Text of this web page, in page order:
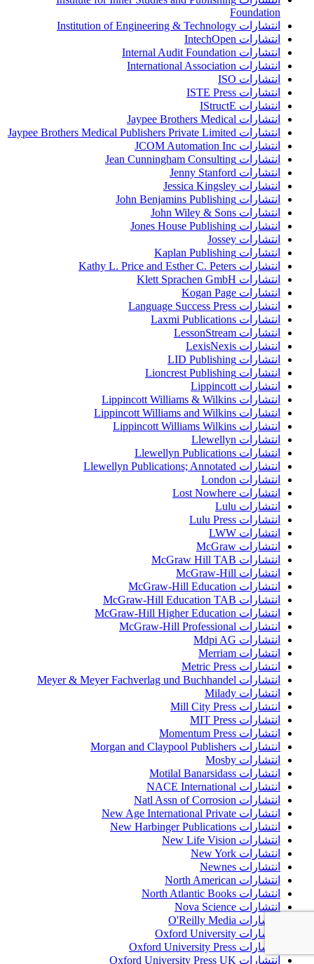
Foundation
انتشارات Institution of Engineering & Technology
انتشارات IntechOpen
انتشارات Internal Audit Foundation
انتشارات International Association
انتشارات ISO
انتشارات ISTE Press
انتشارات IStructE
انتشارات Jaypee Brothers Medical
انتشارات Jaypee Brothers Medical Publishers Private Limited
انتشارات JCOM Automation Inc
انتشارات Jean Cunningham Consulting
انتشارات Jenny Stanford
انتشارات Jessica Kingsley
انتشارات John Benjamins Publishing
انتشارات John Wiley & Sons
انتشارات Jones House Publishing
انتشارات Jossey
انتشارات Kaplan Publishing
انتشارات Kathy L. Price and Esther C. Peters
انتشارات Klett Sprachen GmbH
انتشارات Kogan Page
انتشارات Language Success Press
انتشارات Laxmi Publications
انتشارات LessonStream
انتشارات LexisNexis
انتشارات LID Publishing
انتشارات Lioncrest Publishing
انتشارات Lippincott
انتشارات Lippincott Williams & Wilkins
انتشارات Lippincott Williams and Wilkins
انتشارات Lippincott Williams Wilkins
انتشارات Llewellyn
انتشارات Llewellyn Publications
انتشارات Llewellyn Publications; Annotated
انتشارات London
انتشارات Lost Nowhere
انتشارات Lulu
انتشارات Lulu Press
انتشارات LWW
انتشارات McGraw
انتشارات McGraw Hill TAB
انتشارات McGraw-Hill
انتشارات McGraw-Hill Education
انتشارات McGraw-Hill Education TAB
انتشارات McGraw-Hill Higher Education
انتشارات McGraw-Hill Professional
انتشارات Mdpi AG
انتشارات Merriam
انتشارات Metric Press
انتشارات Meyer & Meyer Fachverlag und Buchhandel
انتشارات Milady
انتشارات Mill City Press
انتشارات MIT Press
انتشارات Momentum Press
انتشارات Morgan and Claypool Publishers
انتشارات Mosby
انتشارات Motilal Banarsidass
انتشارات NACE International
انتشارات Natl Assn of Corrosion
انتشارات New Age International Private
انتشارات New Harbinger Publications
انتشارات New Life Vision
انتشارات New York
انتشارات Newnes
انتشارات North American
انتشارات North Atlantic Books
انتشارات Nova Science
انتشارات O'Reilly Media
انتشارات Oxford University
انتشارات Oxford University Press
انتشارات Oxford University Press UK